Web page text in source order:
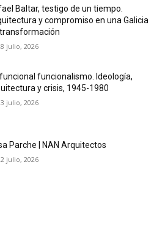
Baltar, testigo de un tiempo.
y compromiso en una Galicia
julio, 2026
funcionalismo. Ideología,
y crisis, 1945-1980
julio, 2026
Parche | NAN Arquitectos
julio, 2026